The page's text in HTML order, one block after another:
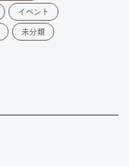
イベント
未分類